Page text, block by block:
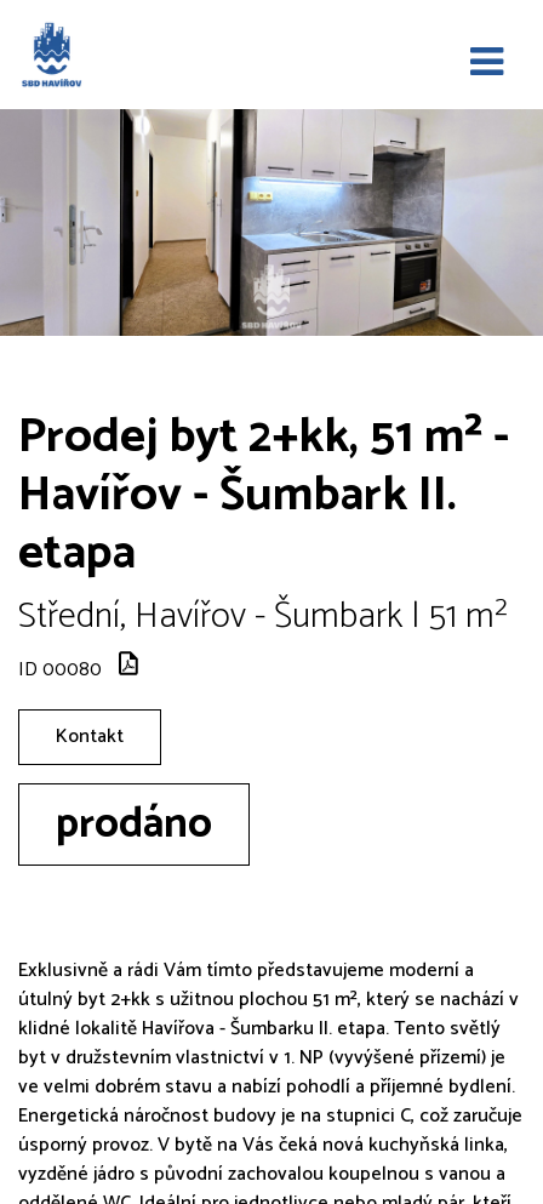
Prodej byt 2+kk, 51 m² -
Havířov - Šumbark II.
etapa
Střední, Havířov - Šumbark | 51 m²
ID 00080
Kontakt
prodáno
Exklusivně a rádi Vám tímto představujeme moderní a
útulný byt 2+kk s užitnou plochou 51 m², který se nachází v
klidné lokalitě Havířova - Šumbarku II. etapa. Tento světlý
byt v družstevním vlastnictví v 1. NP (vyvýšené přízemí) je
ve velmi dobrém stavu a nabízí pohodlí a příjemné bydlení.
Energetická náročnost budovy je na stupnici C, což zaručuje
úsporný provoz. V bytě na Vás čeká nová kuchyňská linka,
vyzděné jádro s původní zachovalou koupelnou s vanou a